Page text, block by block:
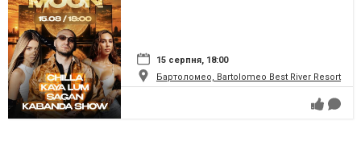
15 серпня, 18:00
Бартоломео, Bartolomeo Best River Resort